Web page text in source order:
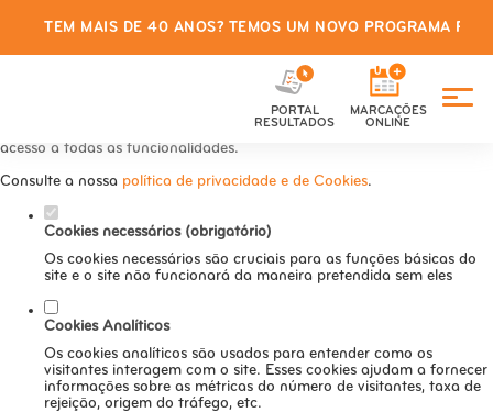
Defina as suas preferências de
cookies para este website.
Este website utiliza cookies estritamente necessários, analíticos e
acesso a todas as funcionalidades.
Consulte a nossa política de privacidade e de Cookies.
Cookies necessários (obrigatório)
Os cookies necessários são cruciais para as funções básicas do
site e o site não funcionará da maneira pretendida sem eles
Cookies Analíticos
Os cookies analíticos são usados para entender como os
visitantes interagem com o site. Esses cookies ajudam a fornecer
informações sobre as métricas do número de visitantes, taxa de
rejeição, origem do tráfego, etc.
TEM MAIS DE 40 ANOS? TEMOS UM NOVO PROGRAMA
PORTAL
RESULTADOS
MARCAÇÕES
ONLINE